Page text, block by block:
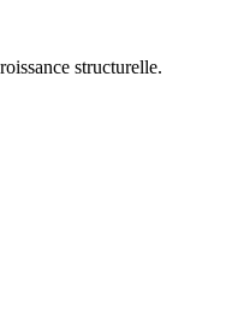
structurelle.